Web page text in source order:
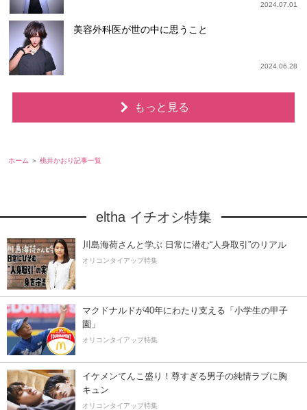
2024.07.01
美容外科医が世の中に思うこと
2024.06.28
もっと見る
ホーム 桃井かおり記事一覧
eltha イチオシ特集
川島海荷さんと学ぶ 日常に潜む“人身取引”のリアル
オリコンタイアップ特集
マクドナルドが40年にわたり支える「小学生の甲子
園」
オリコンタイアップ特集
イケメンてんこ盛り！尊すぎる男子の純情ラブに胸
キュン
オリコンタイアップ特集